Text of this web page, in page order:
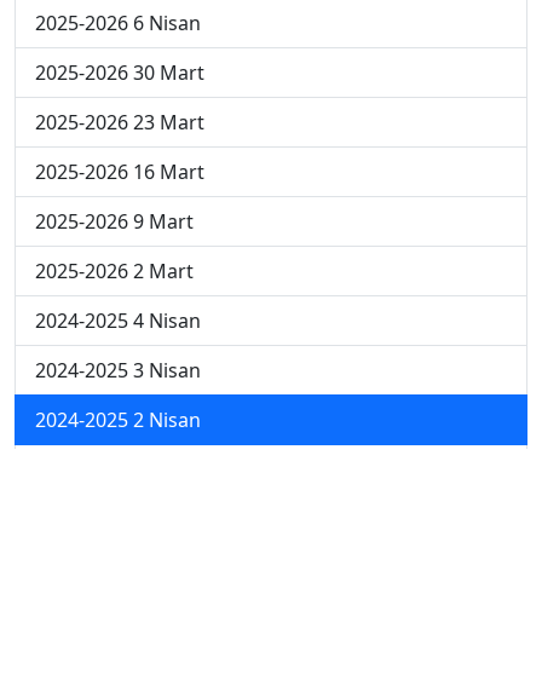
2025-2026 6 Nisan
2025-2026 30 Mart
2025-2026 23 Mart
2025-2026 16 Mart
2025-2026 9 Mart
2025-2026 2 Mart
2024-2025 4 Nisan
2024-2025 3 Nisan
2024-2025 2 Nisan